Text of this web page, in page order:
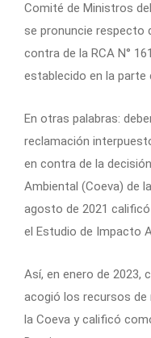
Comité de Ministros
se pronuncie respecto
contra de la RCA N°
establecido en la parte
En otras palabras:
reclamación
en contra de la
Ambiental (Coeva) de
agosto de 2021
el Estudio de Impacto
Así, en enero de 2023,
acogió los recursos de
la Coeva y calificó